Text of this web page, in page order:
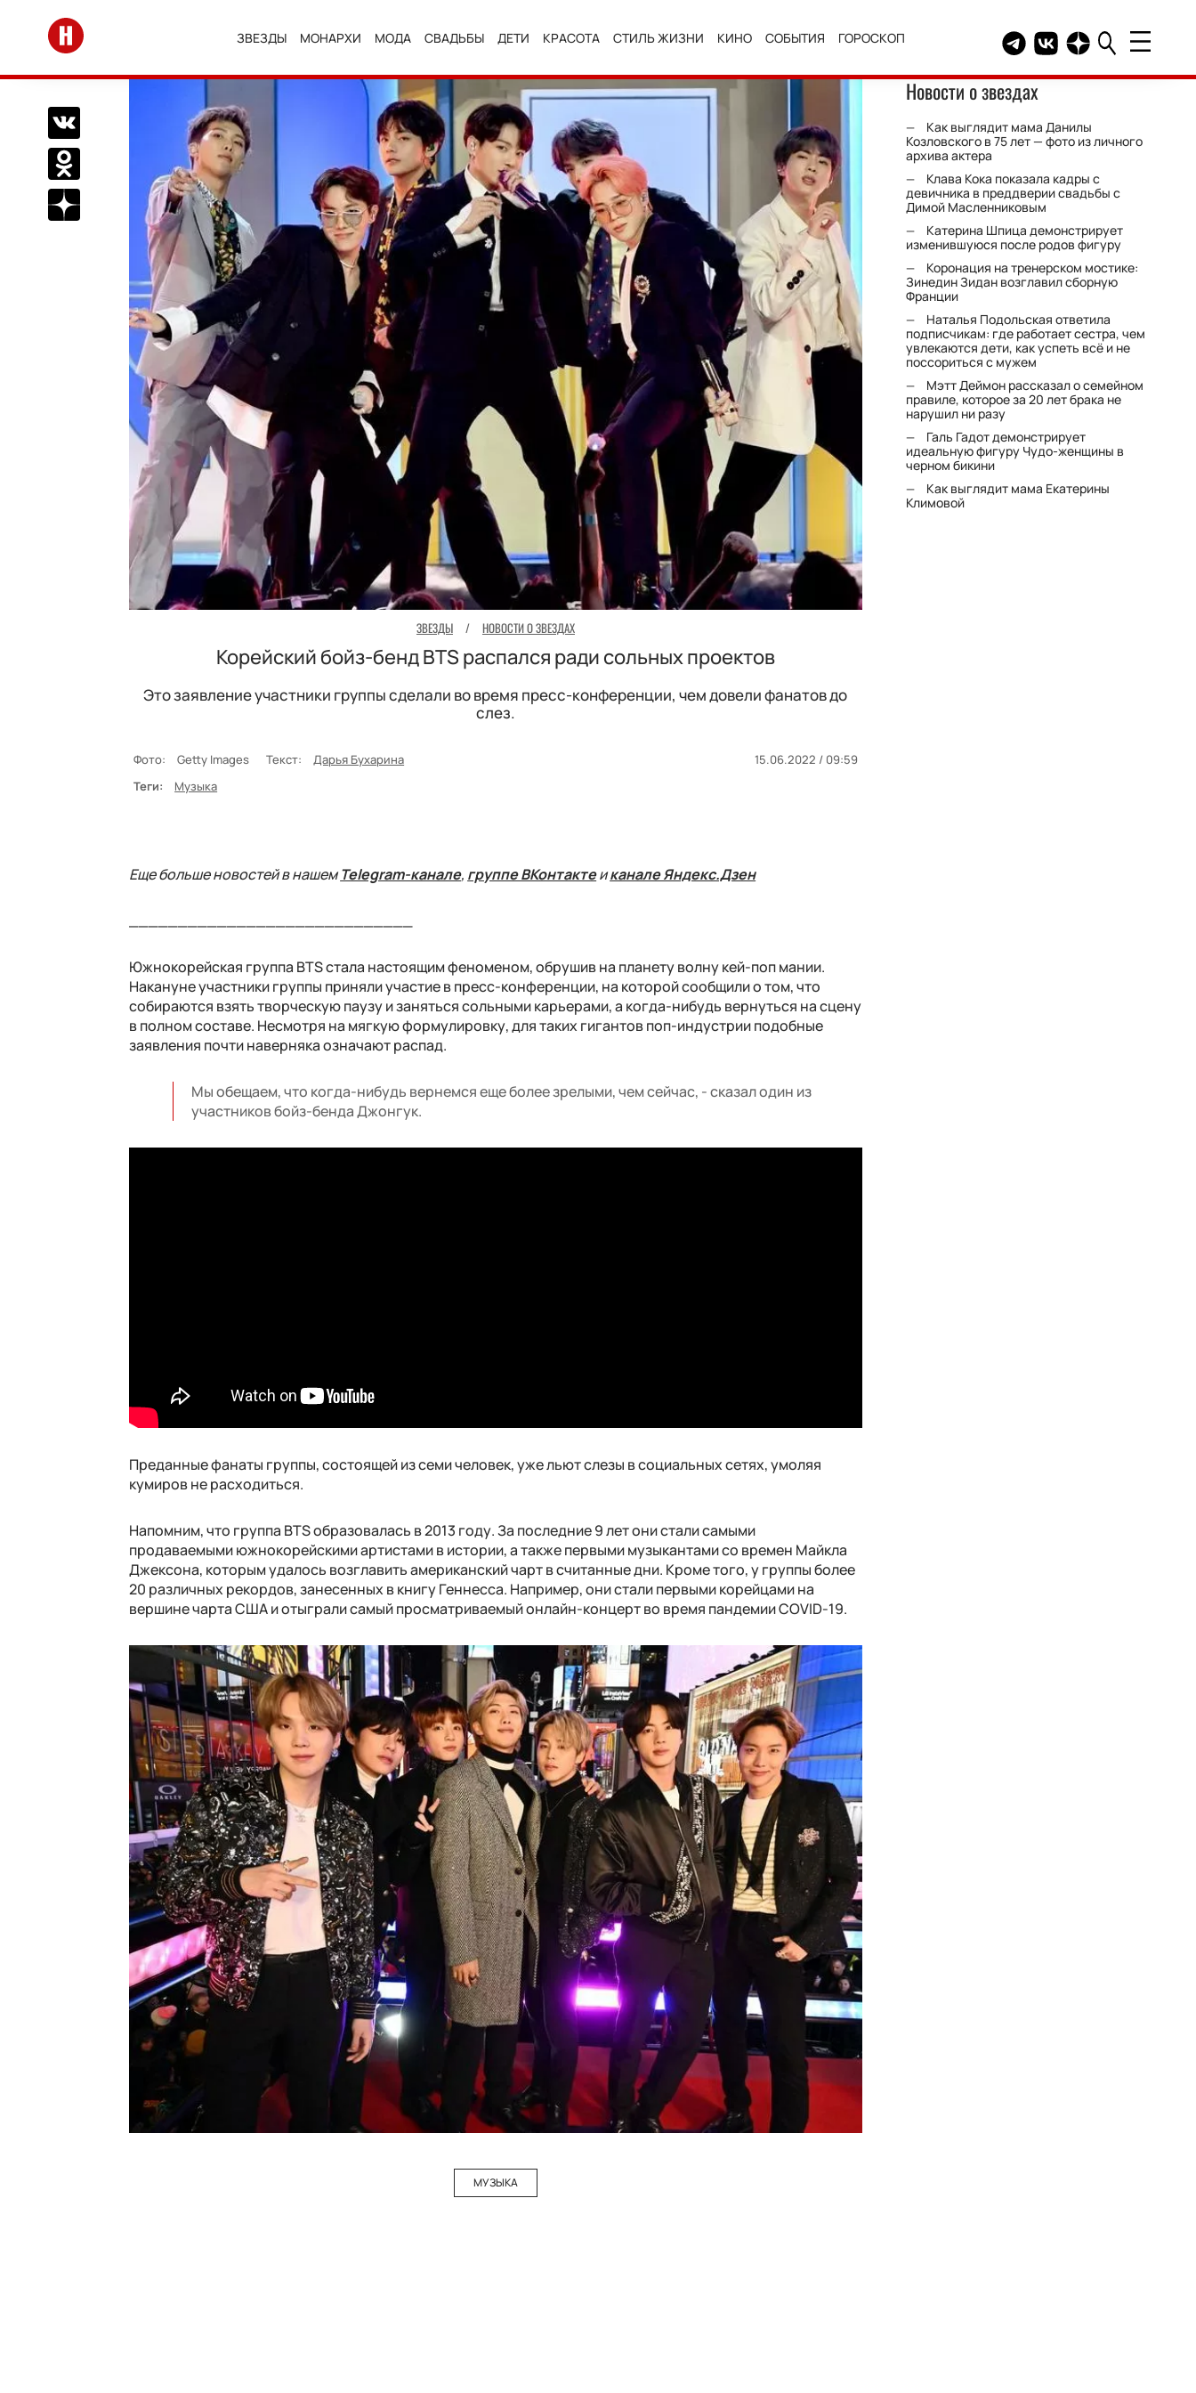
Перейти на главную
ЗВЕЗДЫ МОНАРХИ МОДА СВАДЬБЫ ДЕТИ КРАСОТА СТИЛЬ ЖИЗНИ КИНО СОБЫТИЯ ГОРОСКОП Telegram канал HELLO
Группа HELLO
Канал HELLO в
Поделиться Вконтакте
Поделиться в Одноклассниках
Подписаться на нас в Дзен
ЗВЕЗДЫ / НОВОСТИ О ЗВЕЗДАХ
Корейский бойз-бенд BTS распался ради сольных проектов
Это заявление участники группы сделали во время пресс-конференции, чем довели фанатов до
слез.
Фото: Getty Images Текст: Дарья Бухарина
15.06.2022 / 09:59
Теги:
Музыка
Еще больше новостей в нашемTelegram-канале, группе ВКонтактеиканале Яндекс.Дзен
Южнокорейская группа BTS стала настоящим феноменом, обрушив на планету волну кей-поп мании.
Накануне участники группы приняли участие в пресс-конференции, на которой сообщили о том, что
собираются взять творческую паузу и заняться сольными карьерами, а когда-нибудь вернуться на сцену
в полном составе. Несмотря на мягкую формулировку, для таких гигантов поп-индустрии подобные
заявления почти наверняка означают распад.
Мы обещаем, что когда-нибудь вернемся еще более зрелыми, чем сейчас, - сказал один из
участников бойз-бенда Джонгук.
Преданные фанаты группы, состоящей из семи человек, уже льют слезы в социальных сетях, умоляя
кумиров не расходиться.
Напомним, что группа BTS образовалась в 2013 году. За последние 9 лет они стали самыми
продаваемыми южнокорейскими артистами в истории, а также первыми музыкантами со времен Майкла
Джексона, которым удалось возглавить американский чарт в считанные дни. Кроме того, у группы более
20 различных рекордов, занесенных в книгу Геннесса. Например, они стали первыми корейцами на
вершине чарта США и отыграли самый просматриваемый онлайн-концерт во время пандемии COVID-19.
МУЗЫКА
Новости о звездах
Как выглядит мама Данилы
Козловского в 75 лет — фото из личного
архива актера
Клава Кока показала кадры с
девичника в преддверии свадьбы с
Димой Масленниковым
Катерина Шпица демонстрирует
изменившуюся после родов фигуру
Коронация на тренерском мостике:
Зинедин Зидан возглавил сборную
Франции
Наталья Подольская ответила
подписчикам: где работает сестра, чем
увлекаются дети, как успеть всё и не
поссориться с мужем
Мэтт Деймон рассказал о семейном
правиле, которое за 20 лет брака не
нарушил ни разу
Галь Гадот демонстрирует
идеальную фигуру Чудо-женщины в
черном бикини
Как выглядит мама Екатерины
Климовой